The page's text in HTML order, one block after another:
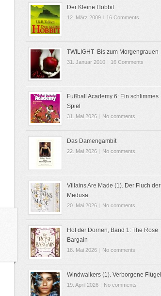
Der Kleine Hobbit
12. März 2009 I 16 Comments
TWILIGHT- Bis zum Morgengrauen
31. Januar 2010 I 16 Comments
Fußball Academy 6: Ein schlimmes
Spiel
31. Mai 2026 | No comments
Das Damengambit
22. Mai 2026 No comments
Villains Are Made (1). Der Fluch der
Medusa
20. Mai 2026 | No comments
Hof der Dornen, Band 1: The Rose
Bargain
18. Mai 2026 | No comments
Windwalkers (1). Verborgene Flügel
19. April 2026 | No comments